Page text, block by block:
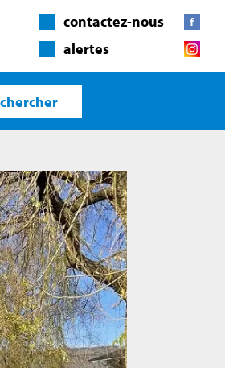
contactez-nous
alertes